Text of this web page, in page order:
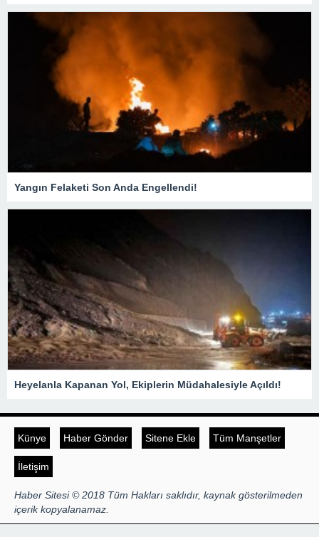
Yangın Felaketi Son Anda Engellendi!
Heyelanla Kapanan Yol, Ekiplerin Müdahalesiyle Açıldı!
Künye Haber Gönder Sitene Ekle Tüm Manşetler
İletişim
Haber Sitesi © 2018 Tüm Hakları saklıdır, kaynak gösterilmeden
içerik kopyalanamaz.